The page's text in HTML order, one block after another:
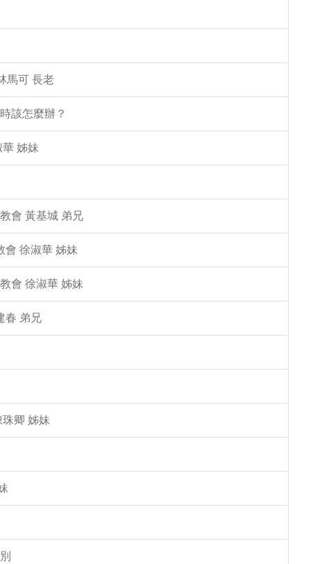
馬可 長老
該怎麼辦？
姊妹
會 黃基城 弟兄
會 徐淑華 姊妹
會 徐淑華 姊妹
春 弟兄
卿 姊妹